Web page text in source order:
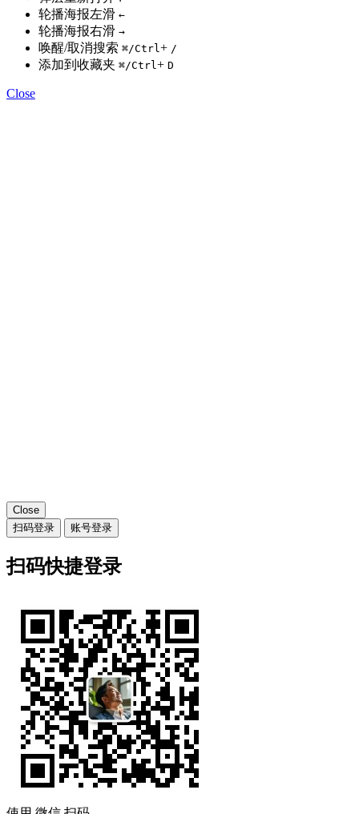
轮播海报左滑 ←
轮播海报右滑 →
唤醒/取消搜索 ⌘/Ctrl+ /
添加到收藏夹 ⌘/Ctrl+ D
Close
Close
扫码登录
账号登录
扫码快捷登录